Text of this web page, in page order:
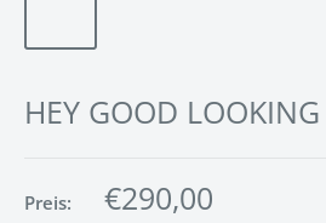
HEY GOOD LOOKING
Preis: Sonderpreis
€290,00